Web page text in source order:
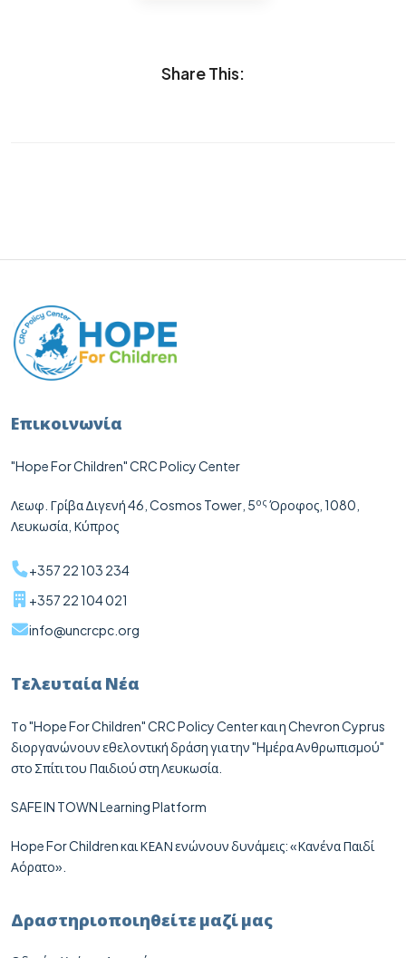
Share This:
Επικοινωνία
"Hope For Children" CRC Policy Center
Λεωφ. Γρίβα Διγενή 46, Cosmos Tower , 5ος Όροφος, 1080,
Λευκωσία, Κύπρος
+357 22 103 234
+357 22 104 021
info@uncrcpc.org
Τελευταία Νέα
Το "Hope For Children" CRC Policy Center και η Chevron Cyprus
διοργανώνουν εθελοντική δράση για την "Hμέρα Ανθρωπισμού"
στο Σπίτι του Παιδιού στη Λευκωσία.
SAFE IN TOWN Learning Platform
Hope For Children και ΚΕΑΝ ενώνουν δυνάμεις: «Κανένα Παιδί
Αόρατο».
Δραστηριοποιηθείτε μαζί μας